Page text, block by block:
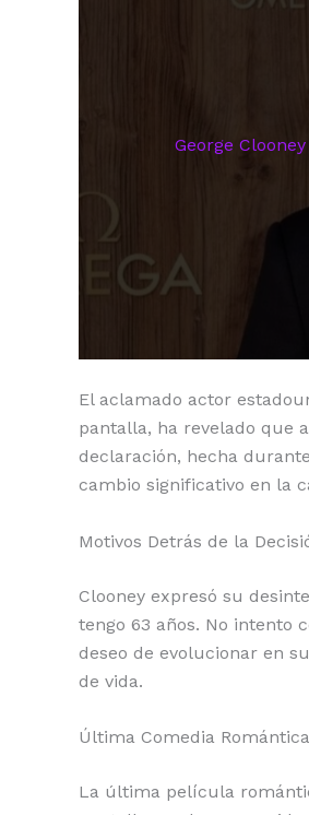
p
George
El aclamado actor
pantalla, ha revelado que
declaración, hecha
cambio significativo en la
Motivos Detrás de la
Clooney expresó su
tengo 63 años. No intento
deseo de evolucionar en
de vida.
Última Comedia Romántica
La última película